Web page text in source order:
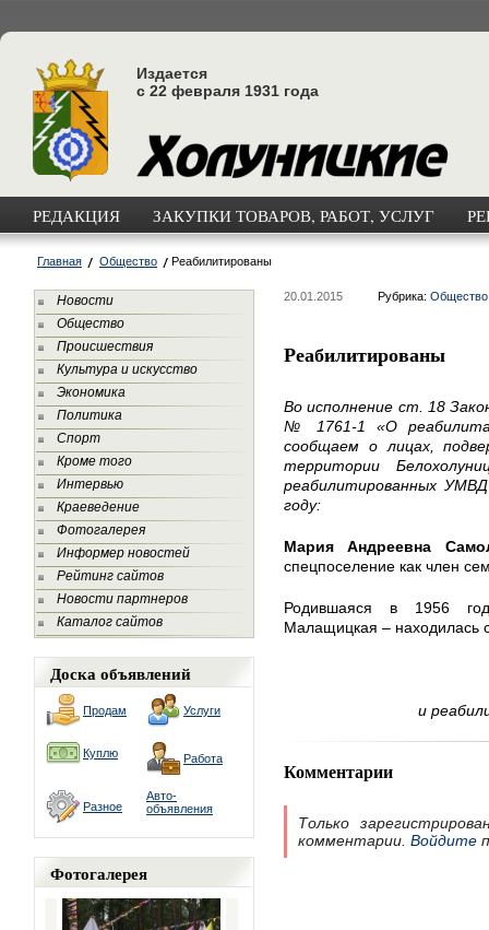
Издается
с 22 февраля 1931 года
РЕДАКЦИЯ ЗАКУПКИ ТОВАРОВ, РАБОТ, УСЛУГ
Главная Общество Реабилитированы
Новости
Общество
Происшествия
Культура и искусство
Экономика
Политика
Спорт
Кроме того
Интервью
Краеведение
Фотогалерея
Информер новостей
Рейтинг сайтов
Новости партнеров
Каталог сайтов
Доска объявлений
Продам Услуги
Куплю Работа
Разное
Авто-
объявления
Фотогалерея
20.01.2015 Рубрика: Общество
Реабилитированы
Во исполнение ст. 18
№ 1761-1 «О
сообщаем о лицах,
территории
реабилитированных
году:
Мария Андреевна
спецпоселение как член
Родившаяся в 1956
Малащицкая – находилась
и
Комментарии
Только
комментарии. Войдите